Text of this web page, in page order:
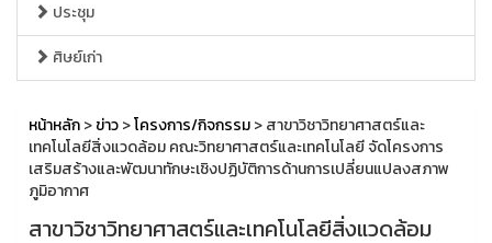
ประชุม
ศิษย์เก่า
หน้าหลัก>ข่าว>โครงการ/กิจกรรม> สาขาวิชาวิทยาศาสตร์และ
เทคโนโลยีสิ่งแวดล้อม คณะวิทยาศาสตร์และเทคโนโลยี จัดโครงการ
เสริมสร้างและพัฒนาทักษะเชิงปฏิบัติการด้านการเปลี่ยนแปลงสภาพ
ภูมิอากาศ
สาขาวิชาวิทยาศาสตร์และเทคโนโลยีสิ่งแวดล้อม